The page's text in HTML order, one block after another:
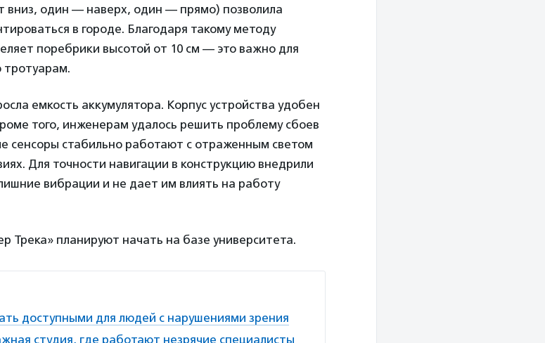
вниз, один — наверх, один — прямо) позволила
в городе. Благодаря такому методу
поребрики высотой от 10 см — это важно для
тротуарам.
емкость аккумулятора. Корпус устройства удобен
того, инженерам удалось решить проблему сбоев
сенсоры стабильно работают с отраженным светом
Для точности навигации в конструкцию внедрили
вибрации и не дает им влиять на работу
Трека» планируют начать на базе университета.
доступными для людей с нарушениями зрения
студия, где работают незрячие специалисты